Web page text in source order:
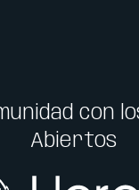
con
Abiertos